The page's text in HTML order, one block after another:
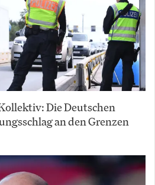
Die Deutschen
an den Grenzen